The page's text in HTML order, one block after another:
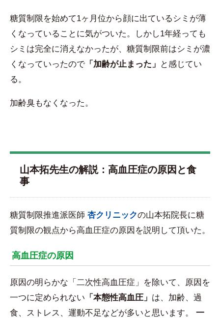
糖質制限を始めて1ヶ月位から顔に出ているシミが薄
くなっていることに気がついた。しかし1年経っても
シミは完全に消えなかったが、糖質制限前はシミが濃
くなっていったので 「加齢が止まった」
と感じてい
る。
加齢臭もなくなった。
山本拓先生の解説：高血圧症の原因と食
事
糖質制限推進派医師 杏クリニックの山本拓院長に糖
質制限の観点から高血圧症の原因を説明して頂いた。
高血圧症の原因
原因の明らかな「二次性高血圧症」を除いて、原因を
一つに定められない 「本態性高血圧」 は、加齢、過
食、ストレス、運動不足などが多いと思います。 一